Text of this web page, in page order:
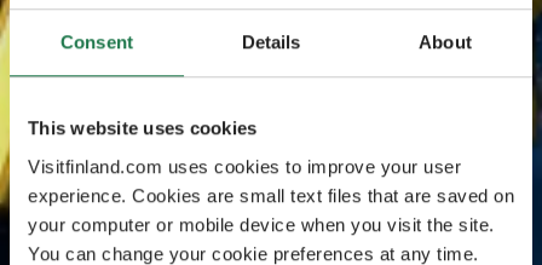
Consent Details About
This website uses cookies
Visitfinland.com uses cookies to improve your user
experience. Cookies are small text files that are saved on
your computer or mobile device when you visit the site.
You can change your cookie preferences at any time.